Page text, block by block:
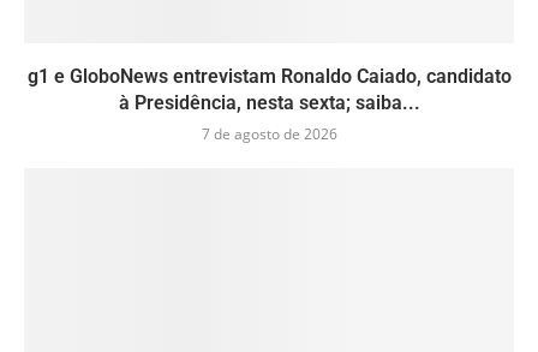
g1 e GloboNews entrevistam Ronaldo Caiado, candidato
à Presidência, nesta sexta; saiba...
7 de agosto de 2026